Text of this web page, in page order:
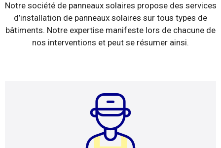
Notre société de panneaux solaires propose des services
d’installation de panneaux solaires sur tous types de
bâtiments. Notre expertise manifeste lors de chacune de
nos interventions et peut se résumer ainsi.